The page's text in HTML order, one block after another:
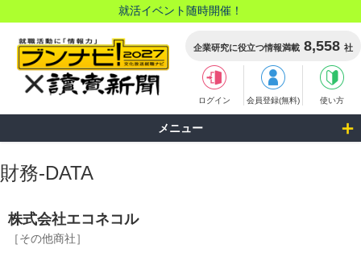
就活イベント随時開催！
企業研究に役立つ情報満載 8,558 社
ログイン 会員登録(無料) 使い方
メニュー
財務-DATA
株式会社エコネコル
［その他商社］